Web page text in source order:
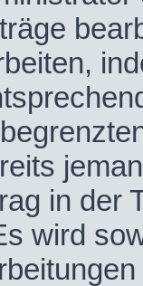
in der
wird